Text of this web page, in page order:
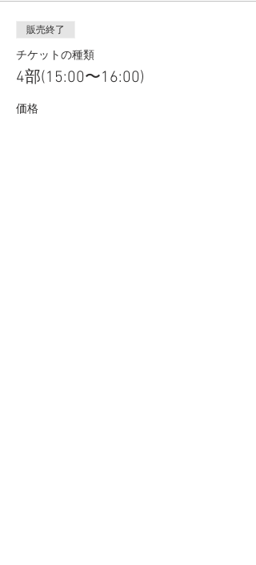
販売終了
チケットの種類
4部(15:00〜16:00)
価格